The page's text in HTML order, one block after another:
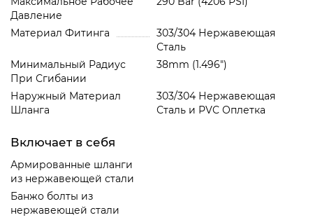
Давление
Материал Фитинга
303/304 Нержавеющая
Сталь
Минимальный Радиус
При Сгибании
38mm (1.496")
Наружный Материал
Шланга
303/304 Нержавеющая
Сталь и PVC Oплетка
Включает в себя
Армированные шланги
из нержавеющей стали
Банжо болты из
нержавеющей стали